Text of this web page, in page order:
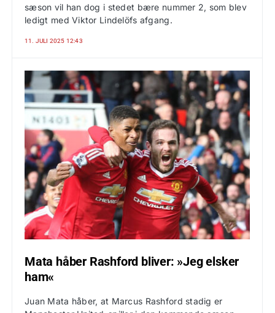
sæson vil han dog i stedet bære nummer 2, som blev
ledigt med Viktor Lindelöfs afgang.
11. JULI 2025 12:43
Mata håber Rashford bliver: »Jeg elsker
ham«
Juan Mata håber, at Marcus Rashford stadig er